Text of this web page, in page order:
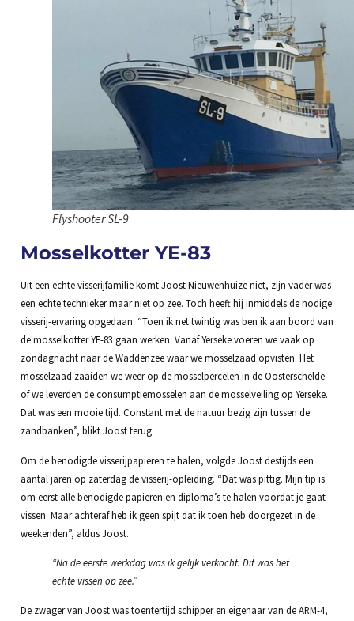
Flyshooter SL-9
Mosselkotter YE-83
Uit een echte visserijfamilie komt Joost Nieuwenhuize niet, zijn vader was
een echte technieker maar niet op zee. Toch heeft hij inmiddels de nodige
visserij-ervaring opgedaan. “Toen ik net twintig was ben ik aan boord van
de mosselkotter YE-83 gaan werken. Vanaf Yerseke voeren we vaak op
zondagnacht naar de Waddenzee waar we mosselzaad opvisten. Het
mosselzaad zaaiden we weer op de mosselpercelen in de Oosterschelde
of we leverden de consumptiemosselen aan de mosselveiling op Yerseke.
Dat was een mooie tijd. Constant met de natuur bezig zijn tussen de
zandbanken”, blikt Joost terug.
Om de benodigde visserijpapieren te halen, volgde Joost destijds een
aantal jaren op zaterdag de visserij-opleiding. “Dat was pittig. Mijn tip is
om eerst alle benodigde papieren en diploma’s te halen voordat je gaat
vissen. Maar achteraf heb ik geen spijt dat ik toen heb doorgezet in de
weekenden”, aldus Joost.
“Na de eerste werkdag was ik gelijk verkocht. Dit was het
echte vissen op zee.”
De zwager van Joost was toentertijd schipper en eigenaar van de ARM-4,